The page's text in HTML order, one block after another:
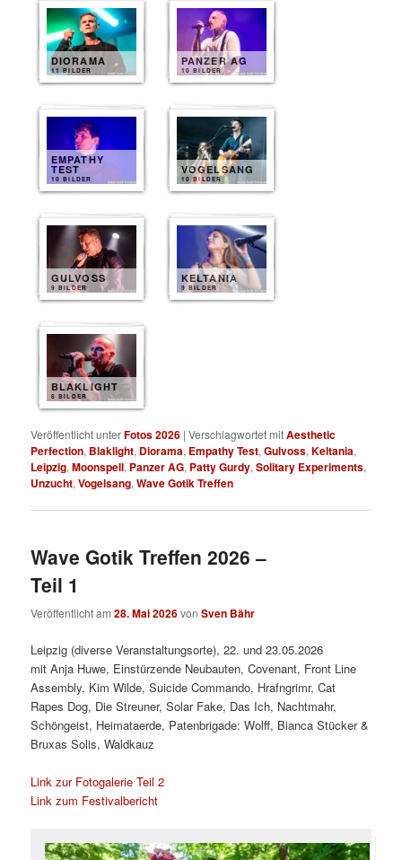
DIORAMA
11 BILDER
PANZER AG
10 BILDER
EMPATHY
TEST
10 BILDER
VOGELSANG
10 BILDER
GULVOSS
9 BILDER
KELTANIA
9 BILDER
BLAKLIGHT
8 BILDER
Veröffentlicht unterFotos 2026 |Verschlagwortet mitAesthetic
Perfection, Blaklight, Diorama, Empathy Test,Gulvoss,Keltania,
Leipzig,Moonspell, Panzer AG, Patty Gurdy,Solitary Experiments,
Unzucht,Vogelsang,Wave Gotik Treffen
Wave Gotik Treffen 2026 –
Teil 1
Veröffentlicht am28. Mai 2026vonSven Bähr
Leipzig (diverse Veranstaltungsorte), 22. und 23.05.2026
mit Anja Huwe, Einstürzende Neubauten, Covenant, Front Line
Assembly, Kim Wilde, Suicide Commando, Hrafngrimr, Cat
Rapes Dog, Die Streuner, Solar Fake, Das Ich, Nachtmahr,
Schöngeist, Heimataerde, Patenbrigade: Wolff, Bianca Stücker &
Bruxas Solis, Waldkauz
Link zur Fotogalerie Teil 2
Link zum Festivalbericht